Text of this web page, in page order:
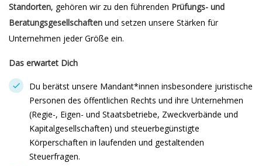
Standorten, gehören wir zu den führenden Prüfungs- und
Beratungsgesellschaften und setzen unsere Stärken für
Unternehmen jeder Größe ein.
Das erwartet Dich
Du berätst unsere Mandant*innen insbesondere juristische
Personen des öffentlichen Rechts und ihre Unternehmen
(Regie-, Eigen- und Staatsbetriebe, Zweckverbände und
Kapitalgesellschaften) und steuerbegünstigte
Körperschaften in laufenden und gestaltenden
Steuerfragen.